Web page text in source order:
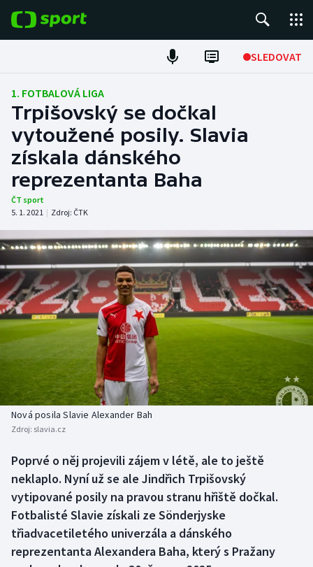
SLEDOVAT
Fotbal
Hokej
Tenis
Atletika
DALŠÍ SPORTY
Americký fotbal
Baseball a softbal
Basketbal
Biatlon
Boby a skeleton
Box
Curling
Florbal
NEPŘEHLÉDNĚTE
Soutěže
Historické návraty
Aplikace ČT sport
AZ kvíz
1. FOTBALOVÁ LIGA
Trpišovský se dočkal
vytoužené posily. Slavia
získala dánského
reprezentanta Baha
ČT sport
5. 1. 2021 | Zdroj: ČTK
Nová posila Slavie Alexander Bah
Zdroj: slavia.cz
Poprvé o něj projevili zájem v létě, ale to ještě
neklaplo. Nyní už se ale Jindřich Trpišovský
vytipované posily na pravou stranu hřiště dočkal.
Fotbalisté Slavie získali ze Sönderjyske
třiadvacetiletého univerzála a dánského
reprezentanta Alexandera Baha, který s Pražany